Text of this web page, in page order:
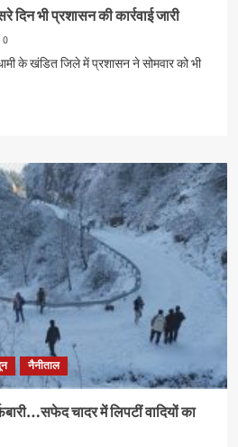
दिन भी प्रशासन की कार्रवाई जारी
0
के खंडित जिले में प्रशासन ने सोमवार को भी
नैनीताल
चादर में लिपटीं वादियों का